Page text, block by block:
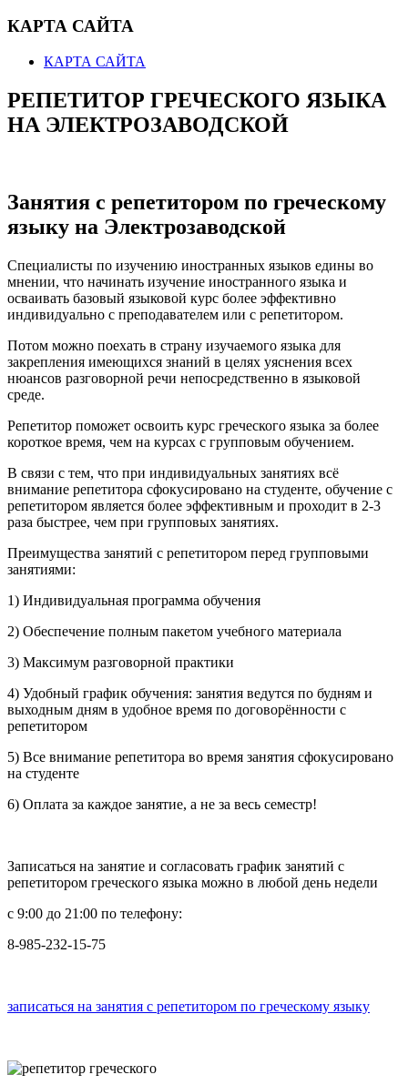
КАРТА САЙТА
КАРТА САЙТА
РЕПЕТИТОР ГРЕЧЕСКОГО ЯЗЫКА
НА ЭЛЕКТРОЗАВОДСКОЙ
Занятия с репетитором по греческому
языку на Электрозаводской
Специалисты по изучению иностранных языков едины во
мнении, что начинать изучение иностранного языка и
осваивать базовый языковой курс более эффективно
индивидуально с преподавателем или с репетитором.
Потом можно поехать в страну изучаемого языка для
закрепления имеющихся знаний в целях уяснения всех
нюансов разговорной речи непосредственно в языковой
среде.
Репетитор поможет освоить курс греческого языка за более
короткое время, чем на курсах с групповым обучением.
В связи с тем, что при индивидуальных занятиях всё
внимание репетитора сфокусировано на студенте, обучение с
репетитором является более эффективным и проходит в 2-3
раза быстрее, чем при групповых занятиях.
Преимущества занятий с репетитором перед групповыми
занятиями:
1) Индивидуальная программа обучения
2) Обеспечение полным пакетом учебного материала
3) Максимум разговорной практики
4) Удобный график обучения: занятия ведутся по будням и
выходным дням в удобное время по договорённости с
репетитором
5) Все внимание репетитора во время занятия сфокусировано
на студенте
6) Оплата за каждое занятие, а не за весь семестр!
Записаться на занятие и согласовать график занятий с
репетитором греческого языка можно в любой день недели
с 9:00 до 21:00 по телефону:
8-985-232-15-75
записаться на занятия с репетитором по греческому языку